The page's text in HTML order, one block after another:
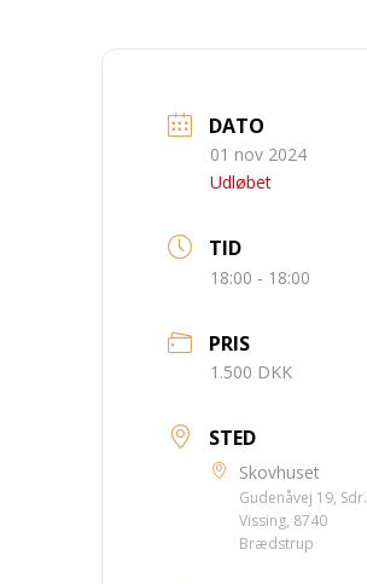
DATO
01 nov 2024
Udløbet
TID
18:00 - 18:00
PRIS
1.500 DKK
STED
Skovhuset
Gudenåvej 19, Sdr.
Vissing, 8740
Brædstrup